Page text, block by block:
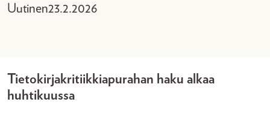
Uutinen23.2.2026
Tietokirjakritiikkiapurahan haku alkaa
huhtikuussa